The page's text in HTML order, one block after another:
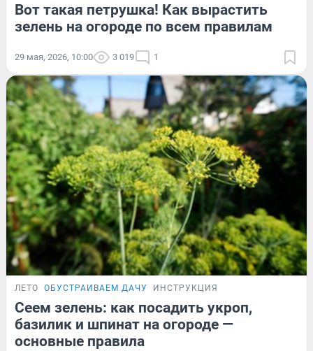
Вот такая петрушка! Как вырастить
зелень на огороде по всем правилам
29 мая, 2026, 10:00 3 019 1
ЛЕТО ОБУСТРАИВАЕМ ДАЧУ ИНСТРУКЦИЯ
Сеем зелень: как посадить укроп,
базилик и шпинат на огороде —
основные правила